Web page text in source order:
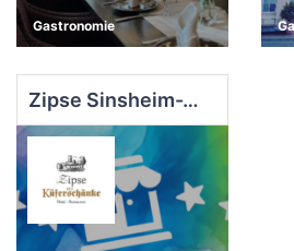
Gastronomie
Zipse Sinsheim-Weiler